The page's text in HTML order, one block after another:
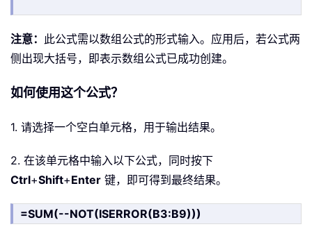
注意： 此公式需以数组公式的形式输入。应用后，若公式两
侧出现大括号，即表示数组公式已成功创建。
如何使用这个公式？
1. 请选择一个空白单元格，用于输出结果。
2. 在该单元格中输入以下公式，同时按下
Ctrl+Shift+Enter 键，即可得到最终结果。
=SUM(--NOT(ISERROR(B3:B9)))